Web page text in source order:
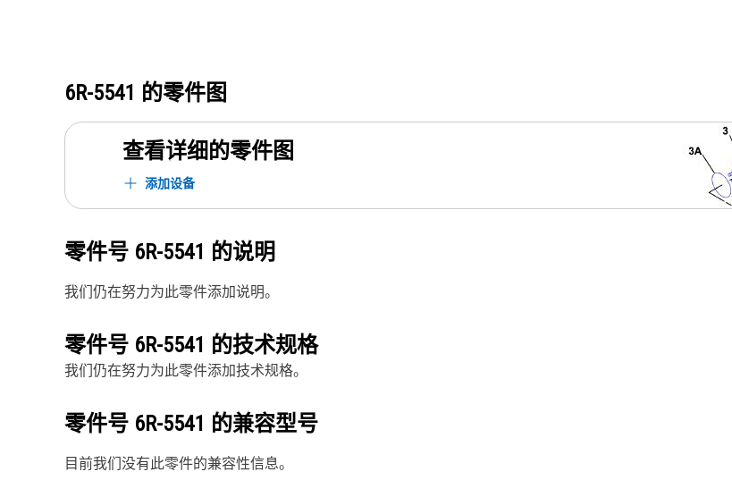
6R-5541 的零件图
查看详细的零件图
添加设备
零件号 6R-5541 的说明
我们仍在努力为此零件添加说明。
零件号 6R-5541 的技术规格
我们仍在努力为此零件添加技术规格。
零件号 6R-5541 的兼容型号
目前我们没有此零件的兼容性信息。